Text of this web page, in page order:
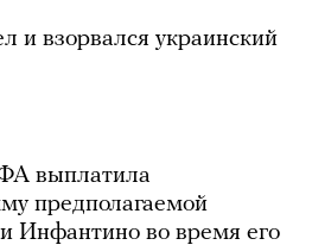
и взорвался украинский
выплатила
предполагаемой
Инфантино во время его